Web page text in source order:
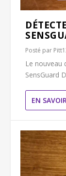
Posté par
Le nouveau
SensGuard
EN